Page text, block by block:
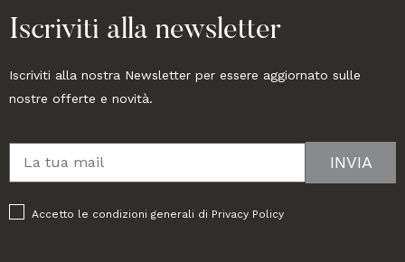
Iscriviti alla newsletter
Iscriviti alla nostra Newsletter per essere aggiornato sulle
nostre offerte e novità.
Accetto le condizioni generali di Privacy Policy